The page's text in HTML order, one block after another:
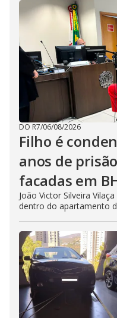
DO R7/06/08/2026
Filho é
anos de
facadas em
João Victor Silveira
dentro do apartamento